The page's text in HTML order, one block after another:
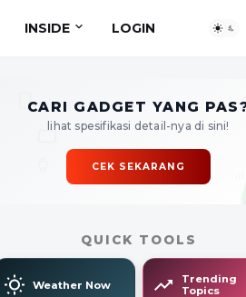
INSIDE LOGIN
CARI GADGET YANG
lihat spesifikasi detail-nya di sini!
CEK SEKARANG
QUICK TOOLS
Weather Now
Trending
Topics